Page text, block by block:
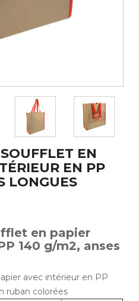
EN
EN PP
LONGUES
en papier
140 g/m2, anses
avec intérieur en PP
ruban colorées